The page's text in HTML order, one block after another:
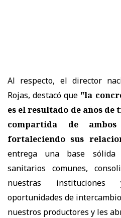
Al respecto, el director
Rojas, destacó que "la
es el resultado de años
compartida de
fortaleciendo sus
entrega una base sólida
sanitarios comunes,
nuestras
oportunidades de
nuestros productores y les